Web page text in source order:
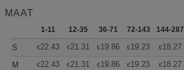
MAAT
1-11 12-35 36-71 72-143 144-287
S €22.43 €21.31 €19.86 €19.23 €18.27
M
€22.43 €21.31 €19.86 €19.23 €18.27